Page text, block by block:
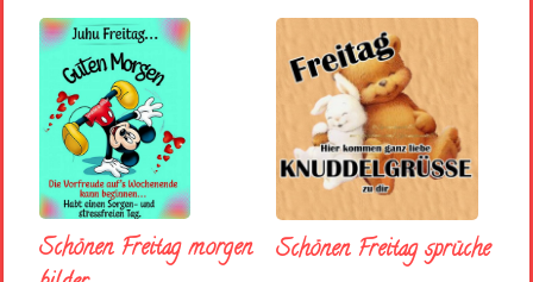
Schönen Freitag morgen
Schönen Freitag sprüche